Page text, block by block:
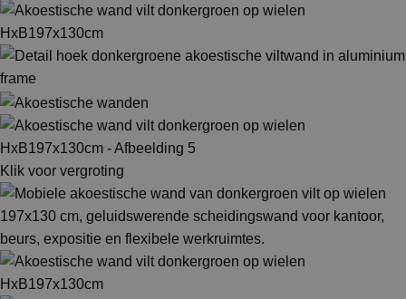
Klik voor vergroting